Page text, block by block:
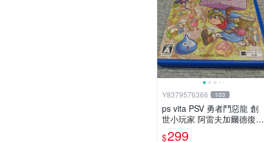
Y8379576366 103
ps vita PSV 勇者鬥惡龍 創
世小玩家 阿雷夫加爾德復興
記 純日版 （編號15）
$299